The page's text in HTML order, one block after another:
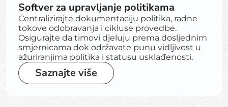
Softver za upravljanje politikama
Centralizirajte dokumentaciju politika, radne
tokove odobravanja i cikluse provedbe.
Osigurajte da timovi djeluju prema dosljednim
smjernicama dok održavate punu vidljivost u
ažuriranjima politika i statusu usklađenosti.
Saznajte više